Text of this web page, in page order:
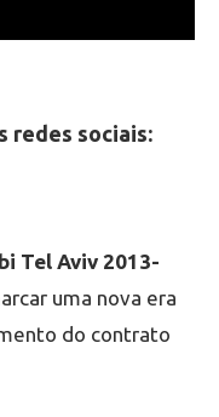
redes sociais:
Tel Aviv 2013-
uma nova era
do contrato